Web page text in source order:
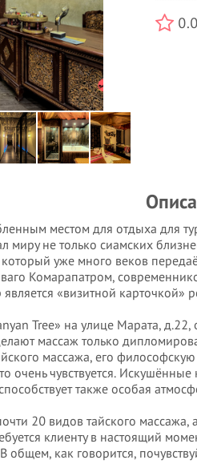
местом для отдыха для
миру не только сиамских
уже много веков
Комарапатром,
«визитной карточкой»
Tree» на улице Марата,
массаж только
массажа, его
очень чувствуется.
также особая
20 видов тайского
клиенту в настоящий
как говорится,